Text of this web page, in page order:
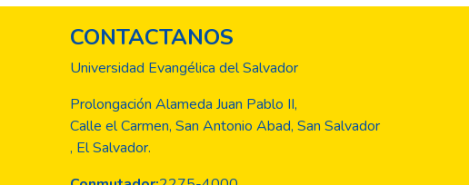
CONTACTANOS
Universidad Evangélica del Salvador
Prolongación Alameda Juan Pablo II,
Calle el Carmen, San Antonio Abad, San Salvador
, El Salvador.